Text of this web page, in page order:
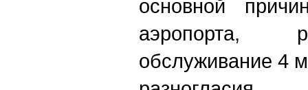
основной
аэропорта,
обслуживание 4